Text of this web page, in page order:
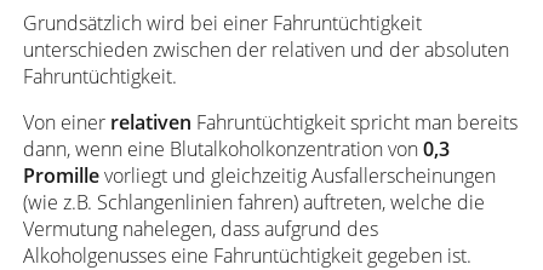
Grundsätzlich wird bei einer Fahruntüchtigkeit
unterschieden zwischen der relativen und der absoluten
Fahruntüchtigkeit.
Von einer relativen Fahruntüchtigkeit spricht man bereits
dann, wenn eine Blutalkoholkonzentration von0,3
Promillevorliegt und gleichzeitig Ausfallerscheinungen
(wie z.B. Schlangenlinien fahren) auftreten, welche die
Vermutung nahelegen, dass aufgrund des
Alkoholgenusses eine Fahruntüchtigkeit gegeben ist.